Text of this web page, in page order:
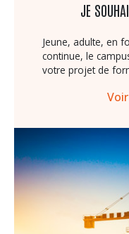
JE
Jeune, adulte, en
continue, le
votre projet de